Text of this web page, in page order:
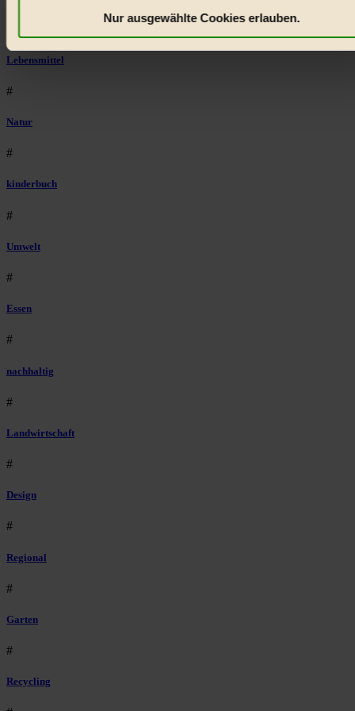
etwa selbst anonymisierte Statistiken dazu auslesen zu
externen Plattformen anzuzeigen, oder auch, um Werbung
auszuspielen.
Nur ausgewählte Cookies erlauben.
Lebensmittel
#
Natur
#
kinderbuch
#
Umwelt
#
Essen
#
nachhaltig
#
Landwirtschaft
#
Design
#
Regional
#
Garten
#
Recycling